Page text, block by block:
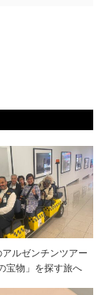
アルゼンチンツアー
宝物」を探す旅へ